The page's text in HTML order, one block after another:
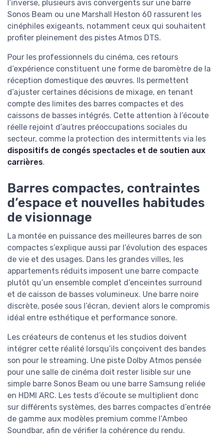
l’inverse, plusieurs avis convergents sur une barre
Sonos Beam ou une Marshall Heston 60 rassurent les
cinéphiles exigeants, notamment ceux qui souhaitent
profiter pleinement des pistes Atmos DTS.
Pour les professionnels du cinéma, ces retours
d’expérience constituent une forme de baromètre de la
réception domestique des œuvres. Ils permettent
d’ajuster certaines décisions de mixage, en tenant
compte des limites des barres compactes et des
caissons de basses intégrés. Cette attention à l’écoute
réelle rejoint d’autres préoccupations sociales du
secteur, comme la protection des intermittents via les
dispositifs de congés spectacles et de soutien aux
carrières.
Barres compactes, contraintes
d’espace et nouvelles habitudes
de visionnage
La montée en puissance des meilleures barres de son
compactes s’explique aussi par l’évolution des espaces
de vie et des usages. Dans les grandes villes, les
appartements réduits imposent une barre compacte
plutôt qu’un ensemble complet d’enceintes surround
et de caisson de basses volumineux. Une barre noire
discrète, posée sous l’écran, devient alors le compromis
idéal entre esthétique et performance sonore.
Les créateurs de contenus et les studios doivent
intégrer cette réalité lorsqu’ils conçoivent des bandes
son pour le streaming. Une piste Dolby Atmos pensée
pour une salle de cinéma doit rester lisible sur une
simple barre Sonos Beam ou une barre Samsung reliée
en HDMI ARC. Les tests d’écoute se multiplient donc
sur différents systèmes, des barres compactes d’entrée
de gamme aux modèles premium comme l’Ambeo
Soundbar, afin de vérifier la cohérence du rendu.